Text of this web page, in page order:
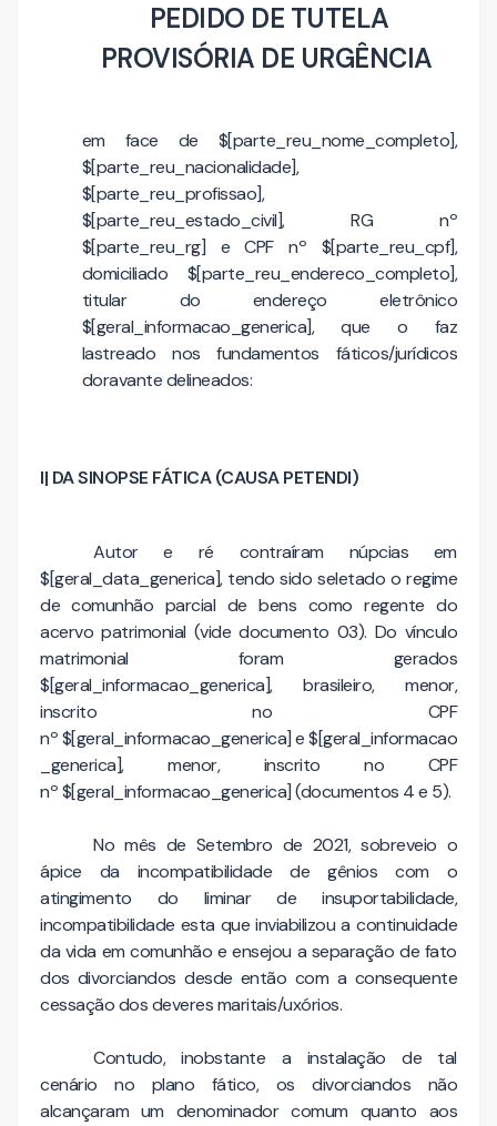
PEDIDO DE TUTELA
PROVISÓRIA DE URGÊNCIA
em face de $[parte_reu_nome_completo],
$[parte_reu_nacionalidade],
$[parte_reu_profissao],
$[parte_reu_estado_civil], RG nº
$[parte_reu_rg] e CPF nº $[parte_reu_cpf],
domiciliado $[parte_reu_endereco_completo],
titular do endereço eletrônico
$[geral_informacao_generica], que o faz
lastreado nos fundamentos fáticos/jurídicos
doravante delineados:
I| DA SINOPSE FÁTICA (CAUSA PETENDI)
Autor e ré contraíram núpcias em
$[geral_data_generica], tendo sido seletado o regime
de comunhão parcial de bens como regente do
acervo patrimonial (vide documento 03). Do vínculo
matrimonial foram gerados
$[geral_informacao_generica], brasileiro, menor,
inscrito no CPF
nº $[geral_informacao_generica] e $[geral_informacao
_generica], menor, inscrito no CPF
nº $[geral_informacao_generica] (documentos 4 e 5).
No mês de Setembro de 2021, sobreveio o
ápice da incompatibilidade de gênios com o
atingimento do liminar de insuportabilidade,
incompatibilidade esta que inviabilizou a continuidade
da vida em comunhão e ensejou a separação de fato
dos divorciandos desde então com a consequente
cessação dos deveres maritais/uxórios.
Contudo, inobstante a instalação de tal
cenário no plano fático, os divorciandos não
alcançaram um denominador comum quanto aos